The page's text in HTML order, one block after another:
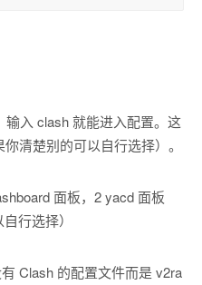
入 clash 就能进入配置。这
清楚别的可以自行选择）。
面板，2 yacd 面板
行选择）
Clash 的配置文件而是 v2ra